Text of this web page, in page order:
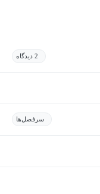
2 دیدگاه
سرفصل‌ها